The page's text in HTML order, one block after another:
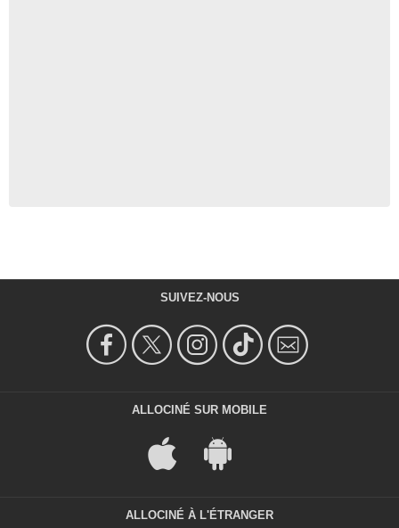
SUIVEZ-NOUS
ALLOCINÉ SUR MOBILE
ALLOCINÉ À L'ÉTRANGER